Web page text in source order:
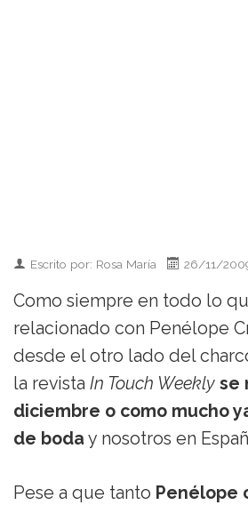
Escrito por: Rosa María 26/11/
Como siempre en todo lo
relacionado con Penélope
desde el otro lado del
la revista In Touch Weekly se
diciembre o como mucho
de boda y nosotros en
Pese a que tanto Penélope